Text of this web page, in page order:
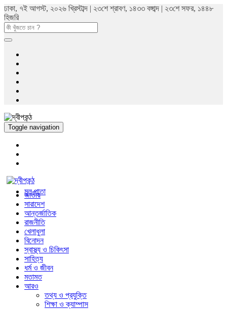
ঢাকা, ৭ই আগস্ট, ২০২৬ খ্রিস্টাব্দ | ২৩শে শ্রাবণ, ১৪৩৩ বঙ্গাব্দ | ২৩শে সফর, ১৪৪৮
হিজরি
Toggle navigation
মুল পাতা
জাতীয়
সারাদেশ
আন্তর্জাতিক
রাজনীতি
খেলাধুলা
বিনোদন
স্বাস্থ্য ও চিকিৎসা
সাহিত্য
ধর্ম ও জীবন
মতামত
আরও
তথ্য ও প্রযুক্তি
শিক্ষা ও ক্যাম্পাস